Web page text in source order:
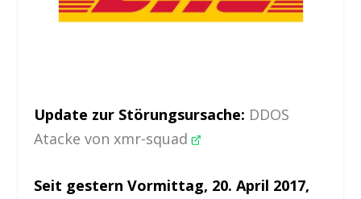
Update zur Störungsursache: DDOS
Atacke von xmr-squad
Seit gestern Vormittag, 20. April 2017,